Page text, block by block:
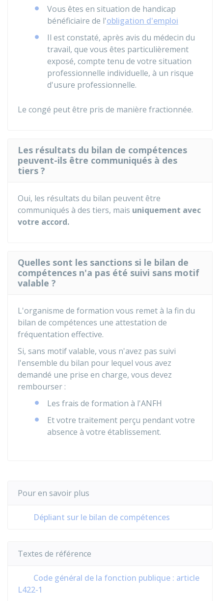
Vous êtes en situation de handicap
bénéficiaire de l'obligation d'emploi
Il est constaté, après avis du médecin du
travail, que vous êtes particulièrement
exposé, compte tenu de votre situation
professionnelle individuelle, à un risque
d'usure professionnelle.
Le congé peut être pris de manière fractionnée.
Les résultats du bilan de compétences
peuvent-ils être communiqués à des
tiers ?
Oui, les résultats du bilan peuvent être
communiqués à des tiers, mais uniquement avec
votre accord.
Quelles sont les sanctions si le bilan de
compétences n'a pas été suivi sans motif
valable ?
L'organisme de formation vous remet à la fin du
bilan de compétences une attestation de
fréquentation effective.
Si, sans motif valable, vous n'avez pas suivi
l'ensemble du bilan pour lequel vous avez
demandé une prise en charge, vous devez
rembourser :
Les frais de formation à l'ANFH
Et votre traitement perçu pendant votre
absence à votre établissement.
Pour en savoir plus
Dépliant sur le bilan de compétences
Textes de référence
Code général de la fonction publique : article
L422-1